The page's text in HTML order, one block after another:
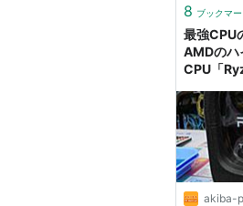
8 ブックマー
最強CPU
AMDのハ
CPU「
ュー16コ
「1950X
え、水冷
akiba-